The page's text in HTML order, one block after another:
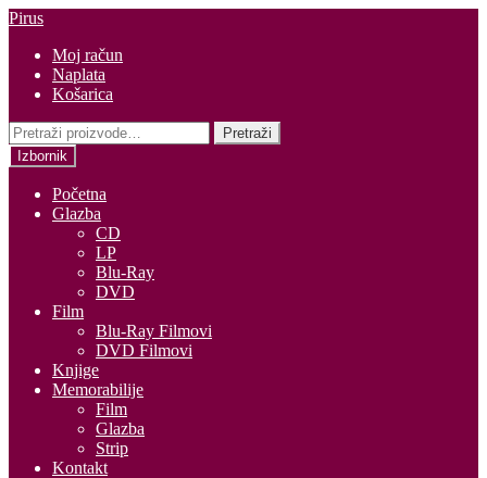
Preskoči
navigaciju
Skoči
sadržaja
Pirus
Moj račun
Naplata
Košarica
Pretraži:
Pretraži
Izbornik
Početna
Glazba
CD
LP
Blu-Ray
DVD
Film
Blu-Ray Filmovi
DVD Filmovi
Knjige
Memorabilije
Film
Glazba
Strip
Kontakt